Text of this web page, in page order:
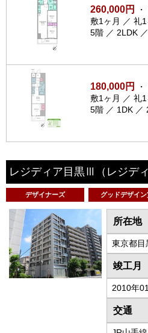
260,000円
敷1ヶ月 ／ 礼1
5階 ／ 2LDK
180,000円
敷1ヶ月 ／ 礼1
5階 ／ 1DK ／
レジディア目黒Ⅲ （レジデ
デザイナーズ グッドデザイン
所在地
東京都目
竣工月
2010年
交通